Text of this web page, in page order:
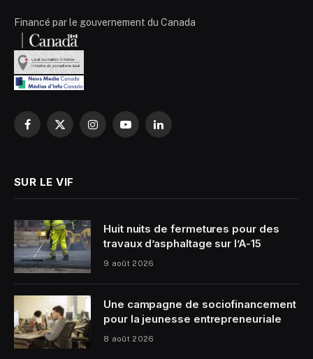
Financé par le gouvernement du Canada
Facebook
X
InstagramYouTubeLinkedIn
SUR LE VIF
Huit nuits de fermetures pour des
travaux d’asphaltage sur l’A-15
9 août 2026
Une campagne de sociofinancement
pour la jeunesse entrepreneuriale
8 août 2026